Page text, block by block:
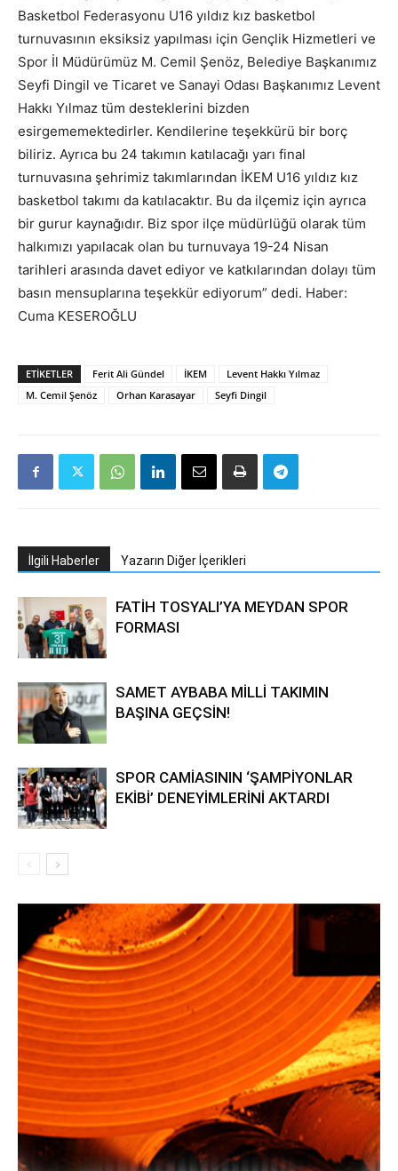
Basketbol Federasyonu U16 yıldız kız basketbol
turnuvasının eksiksiz yapılması için Gençlik Hizmetleri ve
Spor İl Müdürümüz M. Cemil Şenöz, Belediye Başkanımız
Seyfi Dingil ve Ticaret ve Sanayi Odası Başkanımız Levent
Hakkı Yılmaz tüm desteklerini bizden
esirgememektedirler. Kendilerine teşekkürü bir borç
biliriz. Ayrıca bu 24 takımın katılacağı yarı final
turnuvasına şehrimiz takımlarından İKEM U16 yıldız kız
basketbol takımı da katılacaktır. Bu da ilçemiz için ayrıca
bir gurur kaynağıdır. Biz spor ilçe müdürlüğü olarak tüm
halkımızı yapılacak olan bu turnuvaya 19-24 Nisan
tarihleri arasında davet ediyor ve katkılarından dolayı tüm
basın mensuplarına teşekkür ediyorum” dedi. Haber:
Cuma KESEROĞLU
ETIKETLER Ferit Ali Gündel İKEM
Levent Hakkı Yılmaz
M. Cemil Şenöz
Orhan Karasayar Seyfi Dingil
İlgili Haberler Yazarın Diğer İçerikleri
FATİH TOSYALI’YA MEYDAN SPOR
FORMASI
SAMET AYBABA MİLLİ TAKIMIN
BAŞINA GEÇSİN!
SPOR CAMİASININ ‘ŞAMPİYONLAR
EKİBİ’ DENEYİMLERİNİ AKTARDI